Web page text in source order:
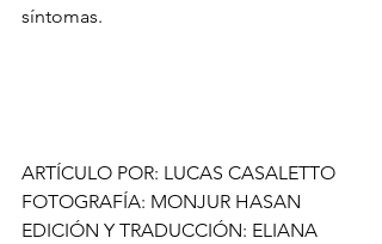
síntomas.
ARTÍCULO POR: LUCAS CASALETTO
FOTOGRAFÍA: MONJUR HASAN
EDICIÓN Y TRADUCCIÓN: ELIANA